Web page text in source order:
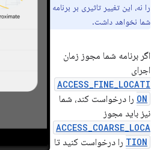
را نه، این تغییر تاثیری بر برنامه
شما نخواهد داشت.
اگر برنامه شما مجوز زمان
اجرای
ACCESS_FINE_LOCATI
ON را درخواست کند، شما
نیز باید مجوز
ACCESS_COARSE_LOCA
TION را درخواست کنید تا